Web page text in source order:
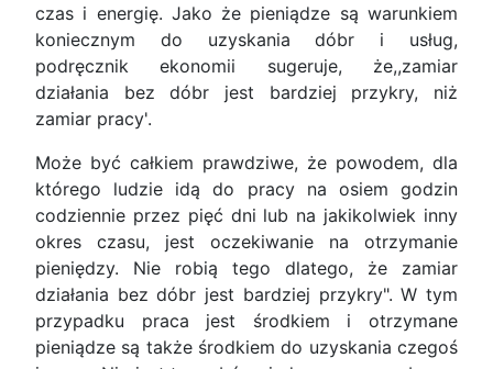
czas i energię. Jako że pieniądze są warunkiem
koniecznym do uzyskania dóbr i usług,
podręcznik ekonomii sugeruje, że,,zamiar
działania bez dóbr jest bardziej przykry, niż
zamiar pracy'.
Może być całkiem prawdziwe, że powodem, dla
którego ludzie idą do pracy na osiem godzin
codziennie przez pięć dni lub na jakikolwiek inny
okres czasu, jest oczekiwanie na otrzymanie
pieniędzy. Nie robią tego dlatego, że zamiar
działania bez dóbr jest bardziej przykry". W tym
przypadku praca jest środkiem i otrzymane
pieniądze są także środkiem do uzyskania czegoś